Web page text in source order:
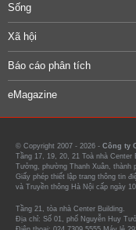
Sống
Xã hội
Báo cáo phân tích
eMagazine
© Copyright 2007 - 2026 - Công ty
Tầng 17, 19, 20, 21 Toà nhà
Tưởng, phường Thanh Xuân, thành
Giấy phép thiết lập trang thông tin
và Truyền thông Hà Nội cấp ngày
Tầng 21, tòa nhà Center Building.
Địa chỉ: Số 01, phố Nguyễn Huy